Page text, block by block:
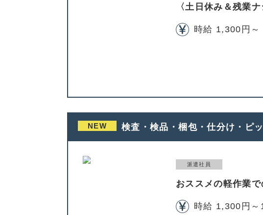
〈土日休み＆残業
時給 1,300円～
NEW 検査・検品・梱包・仕分け・ピ
派遣社員
おススメの軽作業
時給 1,300円～